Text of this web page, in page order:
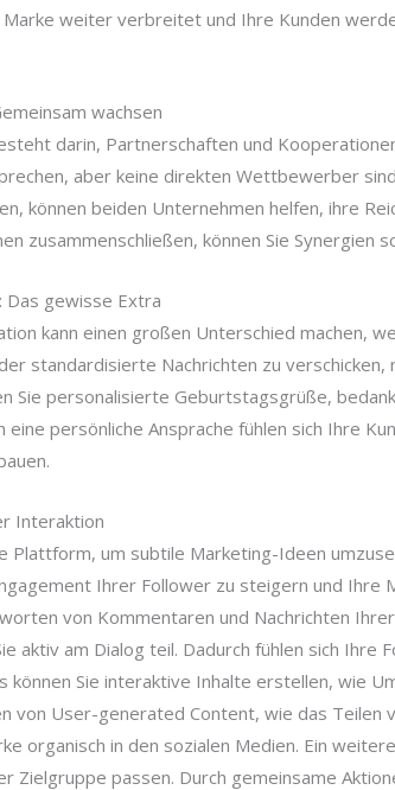
weiter verbreitet und Ihre Kunden
wachsen
darin, Partnerschaften und
aber keine direkten Wettbewerber
können beiden Unternehmen helfen, ihre
zusammenschließen, können Sie
Das gewisse Extra
kann einen großen Unterschied machen,
standardisierte Nachrichten zu verschicken,
Sie personalisierte Geburtstagsgrüße,
persönliche Ansprache fühlen sich Ihre
Interaktion
Plattform, um subtile Marketing-Ideen
Ihrer Follower zu steigern und Ihre
von Kommentaren und Nachrichten
aktiv am Dialog teil. Dadurch fühlen sich
können Sie interaktive Inhalte erstellen, wie
von User-generated Content, wie das
organisch in den sozialen Medien. Ein
Zielgruppe passen. Durch gemeinsame